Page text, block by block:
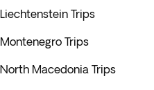
Liechtenstein Trips
Montenegro Trips
North Macedonia Trips